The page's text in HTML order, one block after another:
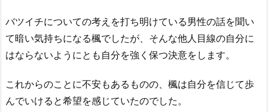
バツイチについての考えを打ち明けている男性の話を聞い
て暗い気持ちになる楓でしたが、そんな他人目線の自分に
はならないようにとも自分を強く保つ決意をします。
これからのことに不安もあるものの、楓は自分を信じて歩
んでいけると希望を感じていたのでした。